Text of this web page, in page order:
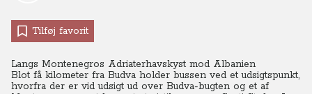
Tilføj favorit
Langs Montenegros Adriaterhavskyst mod Albanien
Blot få kilometer fra Budva holder bussen ved et udsigtspunkt,
hvorfra der er vid udsigt ud over Budva-bugten og et af